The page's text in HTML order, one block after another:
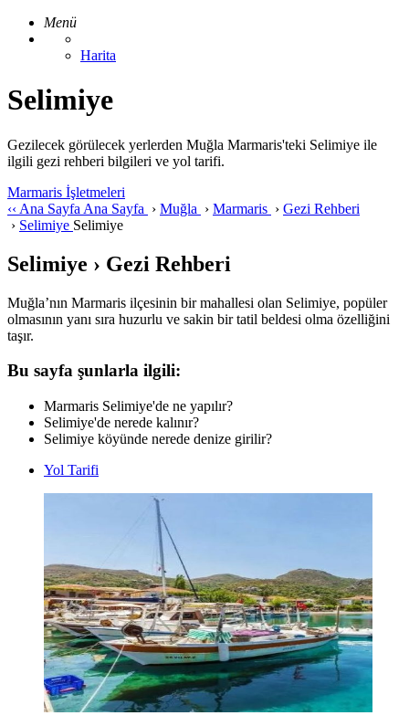
Menü
Harita
Selimiye
Gezilecek görülecek yerlerden Muğla Marmaris'teki Selimiye ile
ilgili gezi rehberi bilgileri ve yol tarifi.
Marmaris İşletmeleri
‹‹ Ana Sayfa Ana Sayfa › Muğla › Marmaris › Gezi Rehberi
› Selimiye Selimiye
Selimiye › Gezi Rehberi
Muğla’nın Marmaris ilçesinin bir mahallesi olan Selimiye, popüler
olmasının yanı sıra huzurlu ve sakin bir tatil beldesi olma özelliğini
taşır.
Bu sayfa şunlarla ilgili:
Marmaris Selimiye'de ne yapılır?
Selimiye'de nerede kalınır?
Selimiye köyünde nerede denize girilir?
Yol Tarifi